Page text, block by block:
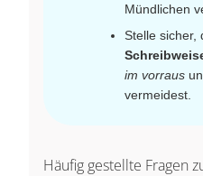
Mündlichen
Stelle sicher,
im vorraus
vermeidest.
Häufig gestellte Fragen